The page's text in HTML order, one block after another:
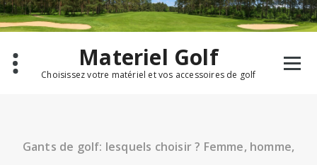
Aller
au
contenu
Materiel Golf
Choisissez votre matériel et vos accessoires de golf
Gants de golf: lesquels choisir ? Femme, homme,